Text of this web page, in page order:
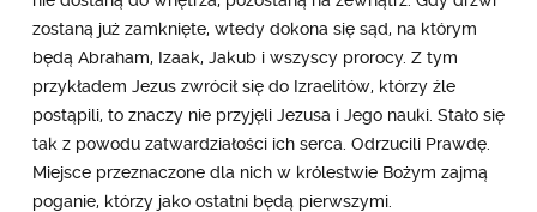
zostaną już zamknięte, wtedy dokona się sąd, na którym
będą Abraham, Izaak, Jakub i wszyscy prorocy. Z tym
przykładem Jezus zwrócił się do Izraelitów, którzy źle
postąpili, to znaczy nie przyjęli Jezusa i Jego nauki. Stało się
tak z powodu zatwardziałości ich serca. Odrzucili Prawdę.
Miejsce przeznaczone dla nich w królestwie Bożym zajmą
poganie, którzy jako ostatni będą pierwszymi.